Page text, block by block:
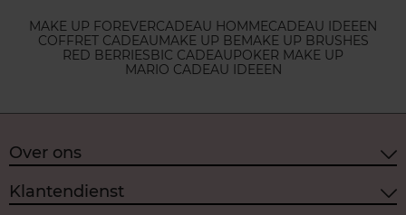
MAKE UP FOREVERCADEAU HOMMECADEAU IDEEEN
COFFRET CADEAUMAKE UP BEMAKE UP BRUSHES
RED BERRIESBIC CADEAUPOKER MAKE UP
MARIO CADEAU IDEEEN
Over ons
Klantendienst